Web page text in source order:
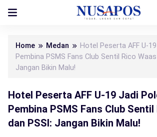
Home Medan
Hotel Peserta AFF U-
Pembina PSMS Fans Club Sentil Rico
Jangan Bikin Malu!
Hotel Peserta AFF U-19 Jadi
Pembina PSMS Fans Club
dan PSSI: Jangan Bikin Malu!